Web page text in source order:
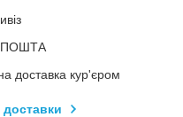
доставка кур'єром